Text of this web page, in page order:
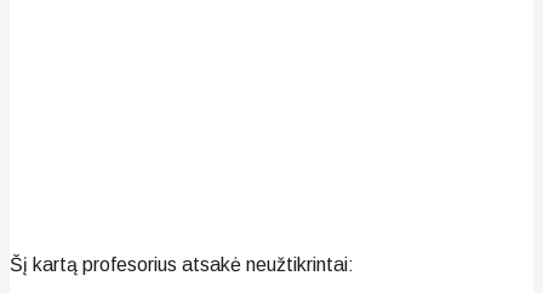
Šį kartą profesorius atsakė neužtikrintai: